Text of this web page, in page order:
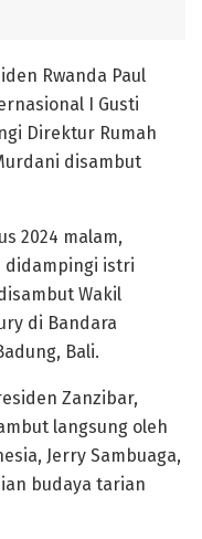
Rwanda Paul
I Gusti
Direktur Rumah
disambut
2024 malam,
didampingi istri
Wakil
di Bandara
Bali.
Zanzibar,
langsung oleh
Jerry Sambuaga,
budaya tarian